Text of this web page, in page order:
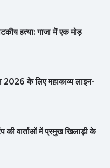
हत्या: गाजा में एक मोड़
2026 के लिए महाकाव्य लाइन-
की वार्ताओं में प्रमुख खिलाड़ी के